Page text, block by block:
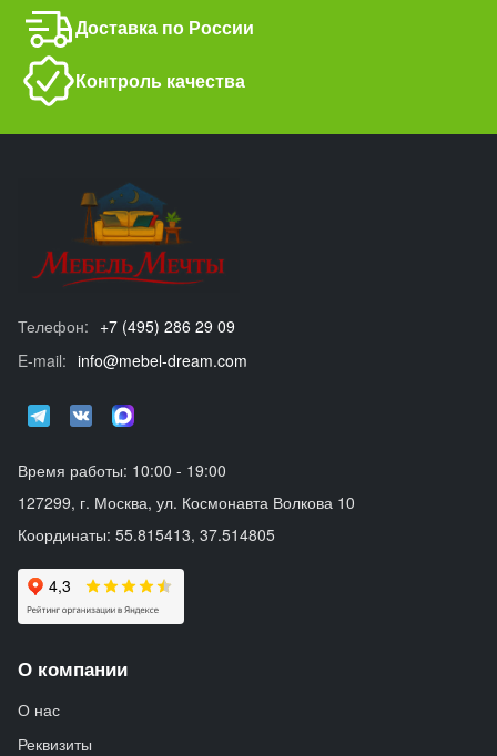
Доставка по России
Контроль качества
Телефон: +7 (495) 286 29 09
E-mail: info@mebel-dream.com
Время работы: 10:00 - 19:00
127299, г. Москва, ул. Космонавта Волкова 10
Координаты: 55.815413, 37.514805
О компании
О нас
Реквизиты